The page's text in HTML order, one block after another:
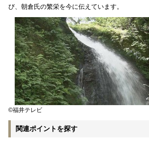
び、朝倉氏の繁栄を今に伝えています。
©福井テレビ
関連ポイントを探す